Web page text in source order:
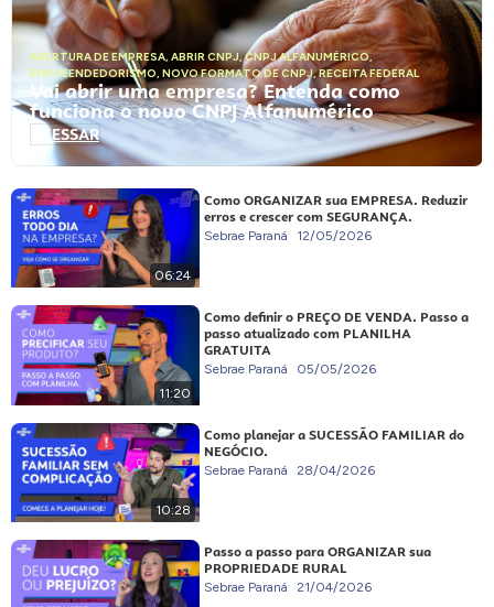
ABERTURA DE EMPRESA, ABRIR CNPJ,CNPJ ALFANUMÉRICO,
EMPREENDEDORISMO, NOVO FORMATO DE CNPJ,RECEITA FEDERAL
Vai abrir uma empresa? Entenda como
funciona o novo CNPJ Alfanumérico
ACESSAR
06:24
Como ORGANIZAR sua EMPRESA. Reduzir
erros e crescer com SEGURANÇA.
Sebrae Paraná 12/05/2026
11:20
Como definir o PREÇO DE VENDA. Passo a
passo atualizado com PLANILHA
GRATUITA
Sebrae Paraná 05/05/2026
10:28
Como planejar a SUCESSÃO FAMILIAR do
NEGÓCIO.
Sebrae Paraná 28/04/2026
Passo a passo para ORGANIZAR sua
PROPRIEDADE RURAL
Sebrae Paraná 21/04/2026